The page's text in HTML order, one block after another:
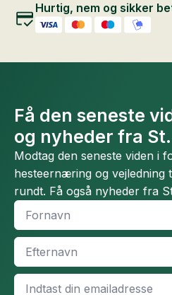
Hurtig, nem og sikker
Få den seneste
og nyheder fra
Modtag den seneste viden i
hesteernæring og vejledning
rundt. Få også nyheder fra
Fornavn
Efternavn
Email